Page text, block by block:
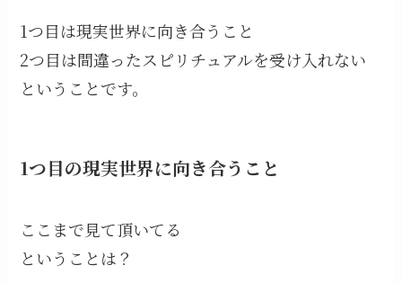
1つ目は現実世界に向き合うこと
2つ目は間違ったスピリチュアルを受け入れない
ということです。
1つ目の現実世界に向き合うこと
ここまで見て頂いてる
ということは？